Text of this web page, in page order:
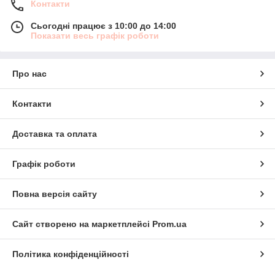
Контакти
Сьогодні працює з 10:00 до 14:00
Показати весь графік роботи
Про нас
Контакти
Доставка та оплата
Графік роботи
Повна версія сайту
Сайт створено на маркетплейсі Prom.ua
Політика конфіденційності